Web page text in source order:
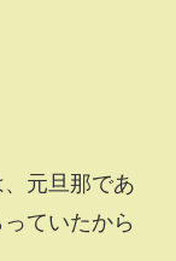
元旦那であ
ていたから